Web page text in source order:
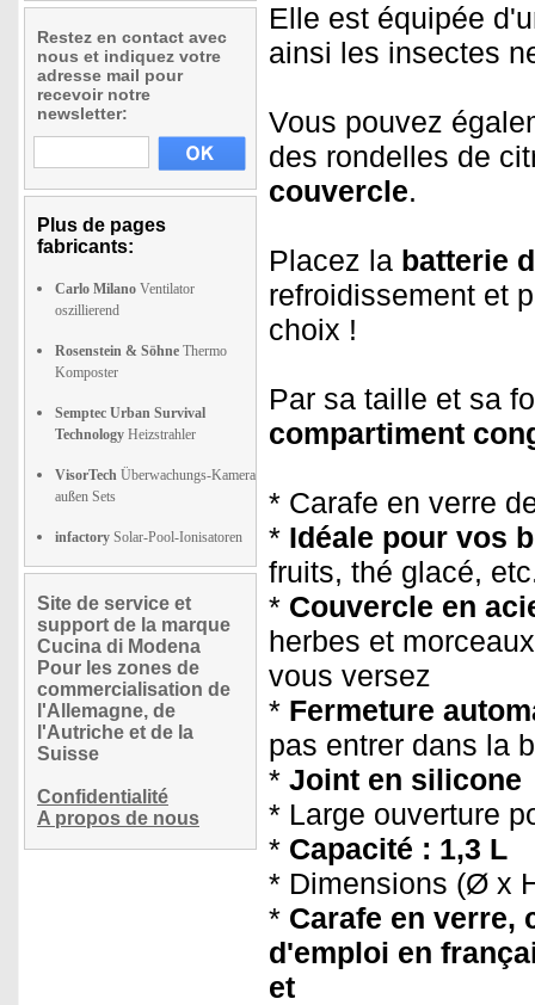
Restez en contact avec
nous et indiquez votre
adresse mail pour
recevoir notre
newsletter:
Plus de pages
fabricants:
Carlo Milano Ventilator
oszillierend
Rosenstein & Söhne Thermo
Komposter
Semptec Urban Survival
Technology Heizstrahler
VisorTech Überwachungs-Kamera
außen Sets
infactory Solar-Pool-Ionisatoren
Site de service et
support de la marque
Cucina di Modena
Pour les zones de
commercialisation de
l'Allemagne, de
l'Autriche et de la
Suisse
Confidentialité
A propos de nous
Elle est équipée
ainsi les insectes
Vous pouvez
des rondelles de
couvercle.
Placez la batterie
refroidissement et
choix !
Par sa taille et sa
compartiment
* Carafe en verre
* Idéale pour vos
fruits, thé glacé,
* Couvercle en
herbes et
vous versez
* Fermeture
pas entrer dans la
* Joint en silicone
* Large ouverture
* Capacité : 1,3 L
* Dimensions (Ø x
* Carafe en verre,
d'emploi en
et